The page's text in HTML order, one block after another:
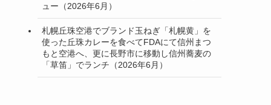
ュー（2026年6月）
札幌丘珠空港でブランド玉ねぎ「札幌黄」を
使った丘珠カレーを食べてFDAにて信州まつ
もと空港へ、更に長野市に移動し信州蕎麦の
「草笛」でランチ（2026年6月）